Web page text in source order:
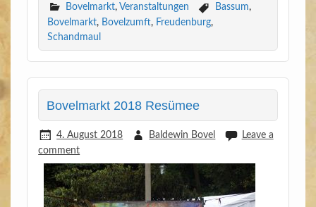
Bovelmarkt, Veranstaltungen Bassum,
Bovelmarkt, Bovelzumft, Freudenburg,
Schandmaul
Bovelmarkt 2018 Resümee
4. August 2018 Baldewin Bovel
Leave a
comment